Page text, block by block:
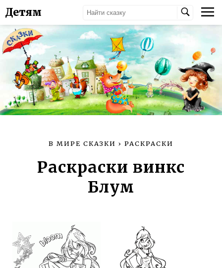
Детям
В МИРЕ СКАЗКИ › РАСКРАСКИ
Раскраски винкс
Блум